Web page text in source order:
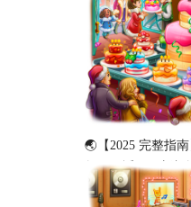
🌏【2025 完整指南
教程（适用于新